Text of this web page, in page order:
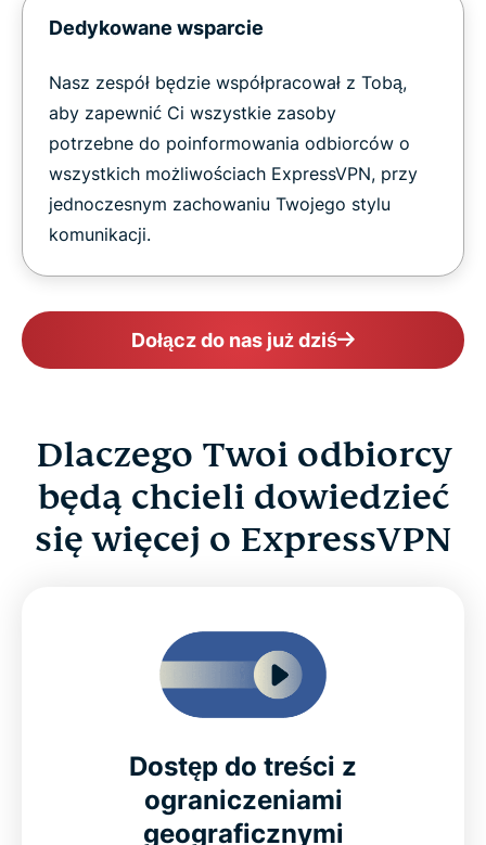
Dedykowane wsparcie
Nasz zespół będzie współpracował z Tobą,
aby zapewnić Ci wszystkie zasoby
potrzebne do poinformowania odbiorców o
wszystkich możliwościach ExpressVPN, przy
jednoczesnym zachowaniu Twojego stylu
komunikacji.
Dołącz do nas już dziś
Dlaczego Twoi odbiorcy
będą chcieli dowiedzieć
się więcej o ExpressVPN
Dostęp do treści z
ograniczeniami
geograficznymi